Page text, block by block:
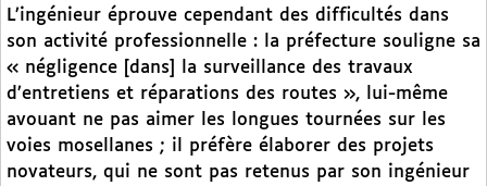
L’ingénieur éprouve cependant des difficultés dans
son activité professionnelle : la préfecture souligne sa
« négligence [dans] la surveillance des travaux
d’entretiens et réparations des routes », lui-même
avouant ne pas aimer les longues tournées sur les
voies mosellanes ; il préfère élaborer des projets
novateurs, qui ne sont pas retenus par son ingénieur